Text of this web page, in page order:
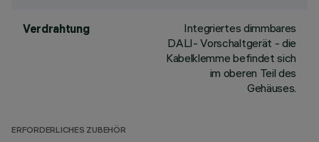
Verdrahtung
Integriertes dimmbares
DALI- Vorschaltgerät - die
Kabelklemme befindet sich
im oberen Teil des
Gehäuses.
ERFORDERLICHES ZUBEHÖR